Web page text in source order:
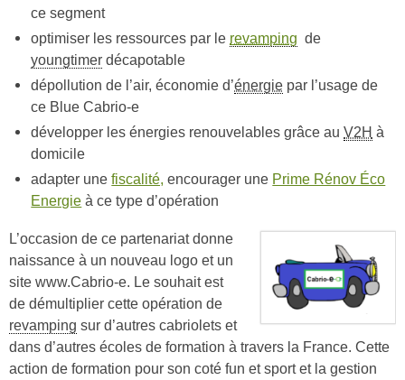
ce segment
optimiser les ressources par le revamping de
youngtimer décapotable
dépollution de l’air, économie d’énergie par l’usage de
ce Blue Cabrio-e
développer les énergies renouvelables grâce auV2H à
domicile
adapter unefiscalité, encourager une Prime Rénov Éco
Energie à ce type d’opération
L’occasion de ce partenariat donne
naissance à un nouveau logo et un
site www.Cabrio-e. Le souhait est
de démultiplier cette opération de
revamping sur d’autres cabriolets et
dans d’autres écoles de formation à travers la France. Cette
action de formation pour son coté fun et sport et la gestion